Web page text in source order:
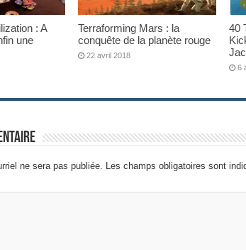
: A
une
Terraforming Mars : la
conquête de la planète rouge
22 avril 2018
40
6
ne sera pas publiée. Les champs obligatoires sont